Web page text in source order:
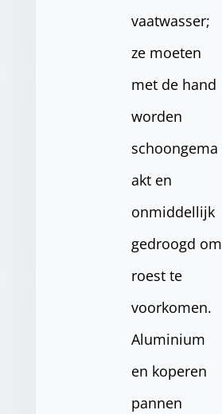
vaatwasser;
ze moeten
met de hand
worden
schoongema
akt en
onmiddellijk
gedroogd om
roest te
voorkomen.
Aluminium
en koperen
pannen